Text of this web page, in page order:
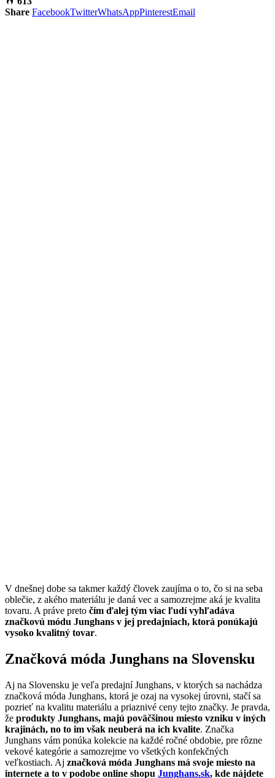
Share FacebookTwitterWhatsAppPinterestEmail
V dnešnej dobe sa takmer každý človek zaujíma o to, čo si na seba
oblečie, z akého materiálu je daná vec a samozrejme aká je kvalita
tovaru. A práve preto čím ďalej tým viac ľudí vyhľadáva
značkovú módu Junghans v jej predajniach, ktorá ponúkajú
vysoko kvalitný tovar.
Značková móda Junghans na Slovensku
Aj na Slovensku je veľa predajní Junghans, v ktorých sa nachádza
značková móda Junghans, ktorá je ozaj na vysokej úrovni, stačí sa
pozrieť na kvalitu materiálu a priaznivé ceny tejto značky. Je pravda,
že produkty Junghans, majú poväčšinou miesto vzniku v iných
krajinách, no to im však neuberá na ich kvalite. Značka
Junghans vám ponúka kolekcie na každé ročné obdobie, pre rôzne
vekové kategórie a samozrejme vo všetkých konfekčných
veľkostiach. Aj značková móda Junghans má svoje miesto na
internete a to v podobe online shopu Junghans.sk, kde nájdete